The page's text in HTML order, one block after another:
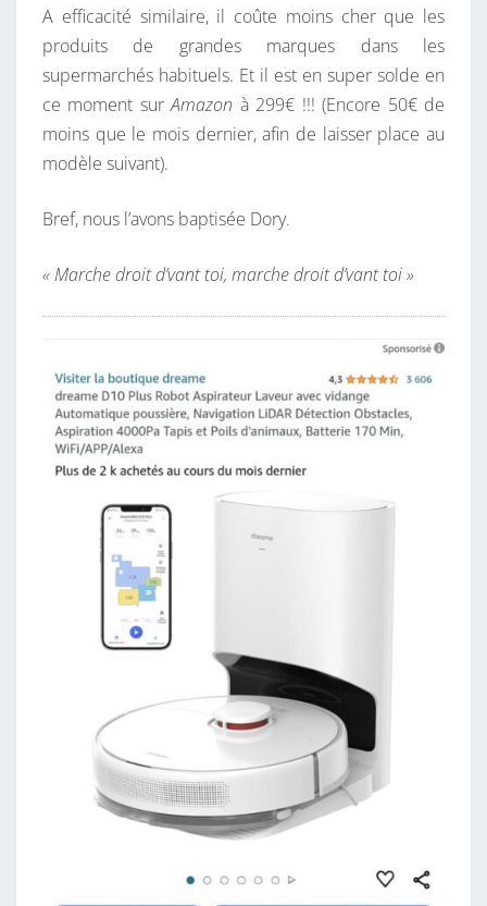
Ê
E
D
E
È
E
S
A efficacité similaire, il coûte moins cher que les
produits de grandes marques dans les
supermarchés habituels. Et il est en super solde en
ce moment surAmazon à 299€ !!! (Encore 50€ de
moins que le mois dernier, afin de laisser place au
modèle suivant).
Bref, nous l’avons baptisée Dory.
« Marche droit d’vant toi, marche droit d’vant toi »